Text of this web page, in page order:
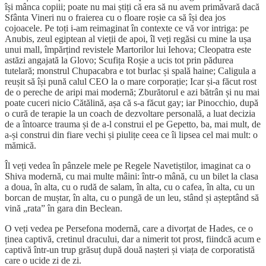
își mânca copiii; poate nu mai știți că era să nu avem primăvară dacă
Sfânta Vineri nu o fraierea cu o floare roșie ca să își dea jos
cojoacele. Pe toți i-am reimaginat în contexte ce vă vor intriga: pe
Anubis, zeul egiptean al vieții de apoi, îl veți regăsi cu mine la ușa
unui mall, împărțind revistele Martorilor lui Iehova; Cleopatra este
astăzi angajată la Glovo; Scufița Roșie a ucis tot prin pădurea
tutelară; monstrul Chupacabra e tot burlac și spală haine; Caligula a
reușit să își pună calul CEO la o mare corporație; Icar și-a făcut rost
de o pereche de aripi mai modernă; Zburătorul e azi bătrân și nu mai
poate cuceri nicio Cătălină, așa că s-a făcut gay; iar Pinocchio, după
o cură de terapie la un coach de dezvoltare personală, a luat decizia
de a întoarce trauma și de a-l construi el pe Gepetto, ba, mai mult, de
a-și construi din fiare vechi și piulițe ceea ce îi lipsea cel mai mult: o
mămică.
Îl veți vedea în pânzele mele pe Regele Navetiștilor, imaginat ca o
Shiva modernă, cu mai multe mâini: într-o mână, cu un bilet la clasa
a doua, în alta, cu o rudă de salam, în alta, cu o cafea, în alta, cu un
borcan de muștar, în alta, cu o pungă de un leu, stând și așteptând să
vină „rata” în gara din Beclean.
O veți vedea pe Persefona modernă, care a divorțat de Hades, ce o
ținea captivă, cretinul dracului, dar a nimerit tot prost, fiindcă acum e
captivă într-un trup grăsuț după două nașteri și viața de corporatistă
care o ucide zi de zi.